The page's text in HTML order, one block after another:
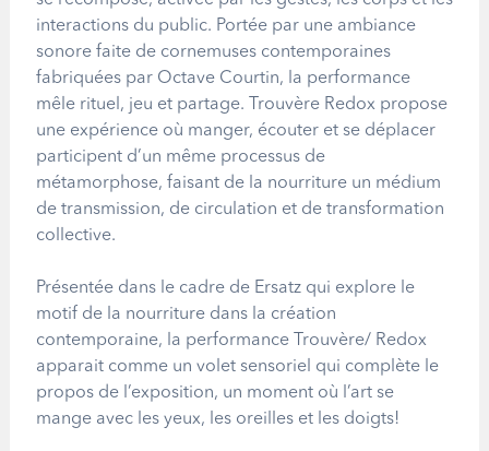
interactions du public. Portée par une ambiance
sonore faite de cornemuses contemporaines
fabriquées par Octave Courtin, la performance
mêle rituel, jeu et partage. Trouvère Redox propose
une expérience où manger, écouter et se déplacer
participent d’un même processus de
métamorphose, faisant de la nourriture un médium
de transmission, de circulation et de transformation
collective.
Présentée dans le cadre de Ersatz qui explore le
motif de la nourriture dans la création
contemporaine, la performance Trouvère/ Redox
apparait comme un volet sensoriel qui complète le
propos de l’exposition, un moment où l’art se
mange avec les yeux, les oreilles et les doigts!